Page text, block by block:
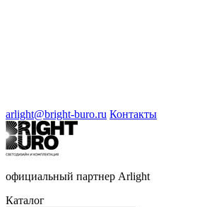
arlight@bright-buro.ru Контакты
официальный партнер Arlight
Каталог